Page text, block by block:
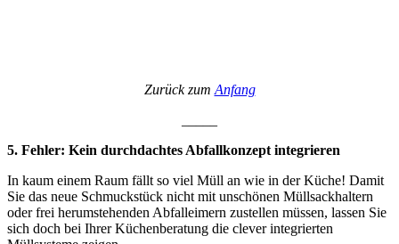
Zurück zumAnfang
5. Fehler: Kein durchdachtes Abfallkonzept integrieren
In kaum einem Raum fällt so viel Müll an wie in der Küche! Damit
Sie das neue Schmuckstück nicht mit unschönen Müllsackhaltern
oder frei herumstehenden Abfalleimern zustellen müssen, lassen Sie
sich doch bei Ihrer Küchenberatung die clever integrierten